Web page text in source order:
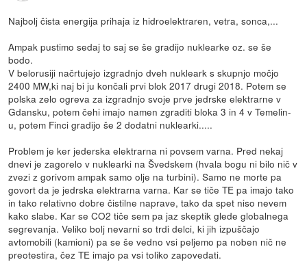
Najbolj čista energija prihaja iz hidroelektraren, vetra, sonca,...
Ampak pustimo sedaj to saj se še gradijo nuklearke oz. se še
bodo.
V belorusiji načrtujejo izgradnjo dveh nukleark s skupnjo močjo
2400 MW,ki naj bi ju končali prvi blok 2017 drugi 2018. Potem se
polska zelo ogreva za izgradnjo svoje prve jedrske elektrarne v
Gdansku, potem čehi imajo namen zgraditi bloka 3 in 4 v Temelin-
u, potem Finci gradijo še 2 dodatni nuklearki.....
Problem je ker jederska elektrarna ni povsem varna. Pred nekaj
dnevi je zagorelo v nuklearki na Švedskem (hvala bogu ni bilo nič v
zvezi z gorivom ampak samo olje na turbini). Samo ne morte pa
govort da je jedrska elektrarna varna. Kar se tiče TE pa imajo tako
in tako relativno dobre čistilne naprave, tako da spet niso nevem
kako slabe. Kar se CO2 tiče sem pa jaz skeptik glede globalnega
segrevanja. Veliko bolj nevarni so trdi delci, ki jih izpuščajo
avtomobili (kamioni) pa se še vedno vsi peljemo pa noben nič ne
preotestira, čez TE imajo pa vsi toliko zapovedati.